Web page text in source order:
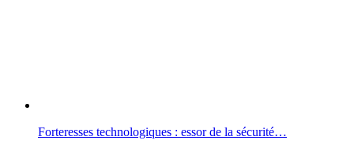
Forteresses technologiques : essor de la sécurité…